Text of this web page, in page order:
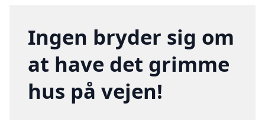
Ingen bryder sig om
at have det grimme
hus på vejen!